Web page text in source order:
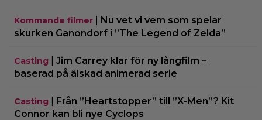
Kommande filmer
Nu vet vi vem som spelar
skurken Ganondorf i ”The Legend of Zelda”
Casting
Jim Carrey klar för ny långfilm –
baserad på älskad animerad serie
Casting
Från ”Heartstopper” till ”X-Men”? Kit
Connor kan bli nye Cyclops